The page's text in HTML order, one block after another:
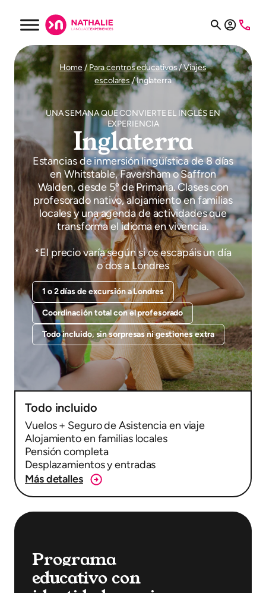
Home/Para centros educativos/Viajes
escolares/Inglaterra
UNA SEMANA QUE CONVIERTE EL INGLÉS EN
EXPERIENCIA
Inglaterra
Estancias de inmersión lingüística de 8 días
en Whitstable, Faversham o Saffron
Walden, desde 5º de Primaria. Clases con
profesorado nativo, alojamiento en familias
locales y una agenda de actividades que
transforma el idioma en vivencia.
*El precio varía según si os escapáis un día
o dos a Londres
1 o 2 días de excursión a Londres
Coordinación total con el profesorado
Todo incluido, sin sorpresas ni gestiones extra
Todo incluido
Vuelos + Seguro de Asistencia en viaje
Alojamiento en familias locales
Pensión completa
Desplazamientos y entradas
Más detalles
Programa
educativo con